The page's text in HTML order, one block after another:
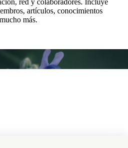
red y colaboradores. Incluye
artículos, conocimientos
más.